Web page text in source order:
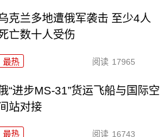
克兰多地遭俄军袭击 至少4人
亡数十人受伤
最热 阅读 17965
“进步MS-31”货运飞船与国际空
站对接
最热 阅读 16743